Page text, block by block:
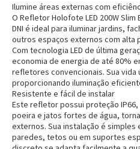
Ilumine áreas externas com
O Refletor Holofote LED 200W
DNI é ideal para iluminar jardins,
outros espaços externos com alta
Com tecnologia LED de última
economia de energia de até 80%
refletores convencionais. Sua vida
proporcionando iluminação
Resistente e fácil de instalar
Este refletor possui proteção
poeira e jatos fortes de água,
externos. Sua instalação é
paredes, tetos ou em suportes